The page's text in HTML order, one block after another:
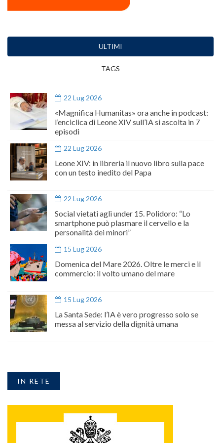
ULTIMI
TAGS
22 Lug 2026
«Magnifica Humanitas» ora anche in podcast:
l’enciclica di Leone XIV sull’IA si ascolta in 7
episodi
22 Lug 2026
Leone XIV: in libreria il nuovo libro sulla pace
con un testo inedito del Papa
22 Lug 2026
Social vietati agli under 15. Polidoro: “Lo
smartphone può plasmare il cervello e la
personalità dei minori”
15 Lug 2026
Domenica del Mare 2026. Oltre le merci e il
commercio: il volto umano del mare
15 Lug 2026
La Santa Sede: l’IA è vero progresso solo se
messa al servizio della dignità umana
IN RETE